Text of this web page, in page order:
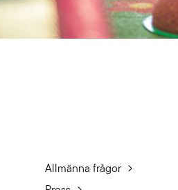
Allmänna frågor